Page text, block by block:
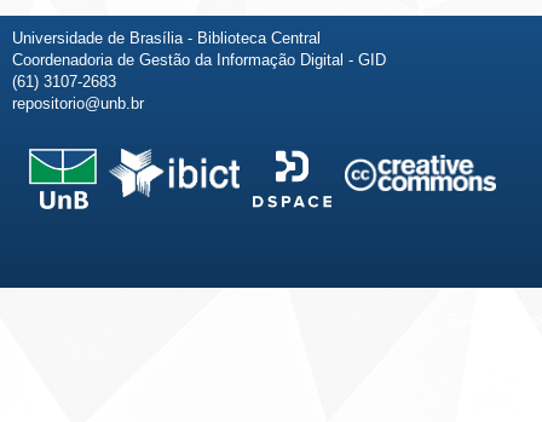
Universidade de Brasília - Biblioteca Central
Coordenadoria de Gestão da Informação Digital - GID
(61) 3107-2683
repositorio@unb.br